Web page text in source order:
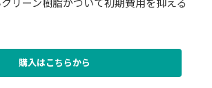
リーン樹脂がついて初期費用を抑える
購入はこちらから